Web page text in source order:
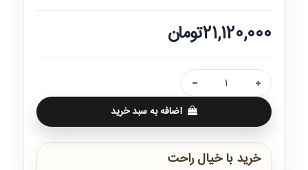
21,120,000تومان
اضافه به سبد خرید
خرید با خیال راحت